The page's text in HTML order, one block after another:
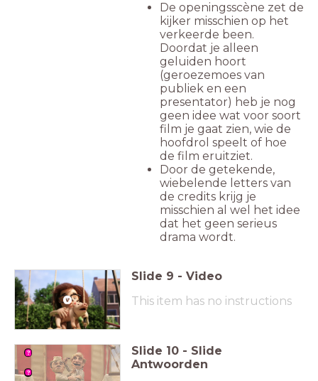
De openingsscène zet de
kijker misschien op het
verkeerde been.
Doordat je alleen
geluiden hoort
(geroezemoes van
publiek en een
presentator) heb je nog
geen idee wat voor soort
film je gaat zien, wie de
hoofdrol speelt of hoe
de film eruitziet.
Door de getekende,
wiebelende letters van
de credits krijg je
misschien al wel het idee
dat het geen serieus
drama wordt.
Slide 9 - Video
This item has no instructions
Slide 10 - Slide
Antwoorden